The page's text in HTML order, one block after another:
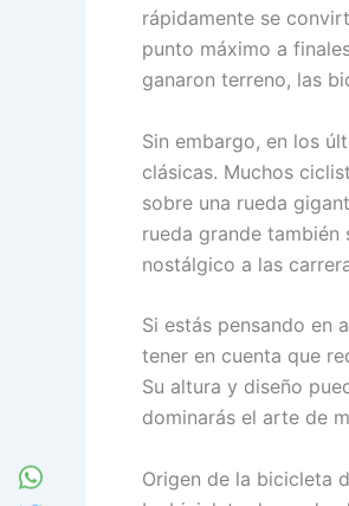
rápidamente se
punto máximo a
ganaron terreno, las
Sin embargo, en los
clásicas. Muchos
sobre una rueda
rueda grande
nostálgico a las
Si estás pensando en
tener en cuenta que
Su altura y diseño
dominarás el arte de
Origen de la bicicleta